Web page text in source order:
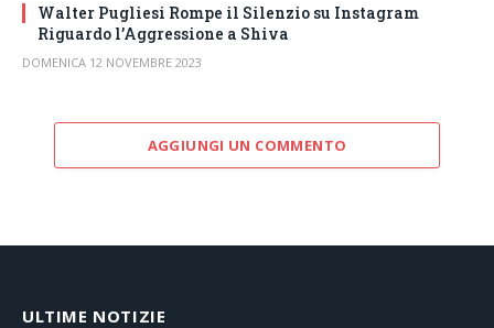
Walter Pugliesi Rompe il Silenzio su Instagram
Riguardo l’Aggressione a Shiva
DOMENICA 12 NOVEMBRE 2023
AGGIUNGI UN COMMENTO
ULTIME NOTIZIE